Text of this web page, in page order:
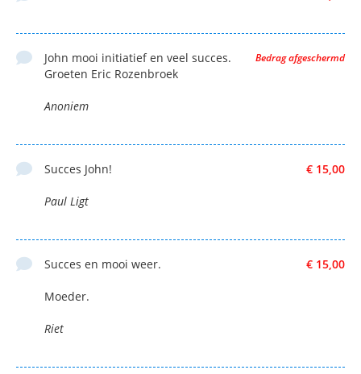
Bedrag afgeschermd
John mooi initiatief en veel succes.
Groeten Eric Rozenbroek
Anoniem
€ 15,00
Succes John!
Paul Ligt
€ 15,00
Succes en mooi weer.
Moeder.
Riet